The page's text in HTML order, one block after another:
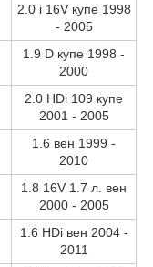
2.0 i 16V купе 1998
- 2005
1.9 D купе 1998 -
2000
2.0 HDi 109 купе
2001 - 2005
1.6 вен 1999 -
2010
1.8 16V 1.7 л. вен
2000 - 2005
1.6 HDi вен 2004 -
2011